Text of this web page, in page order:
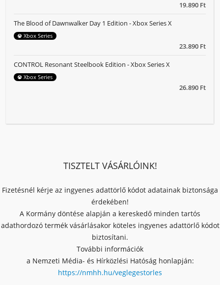
19.890 Ft
23.890 Ft
The Blood of Dawnwalker Day 1 Edition - Xbox Series X
Xbox Series
26.890 Ft
CONTROL Resonant Steelbook Edition - Xbox Series X
Xbox Series
TISZTELT VÁSÁRLÓINK!
Fizetésnél kérje az ingyenes adattörlő kódot adatainak biztonsága
érdekében!
A Kormány döntése alapján a kereskedő minden tartós
adathordozó termék vásárlásakor köteles ingyenes adattörlő kódot
biztosítani.
További információk
a Nemzeti Média- és Hírközlési Hatóság honlapján:
https://nmhh.hu/veglegestorles